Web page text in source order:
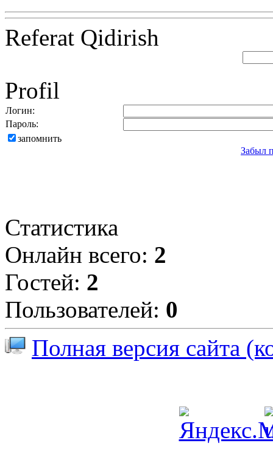
Referat Qidirish
Profil
Логин:
Пароль:
запомнить
Забыл
Статистика
Онлайн всего: 2
Гостей: 2
Пользователей: 0
Полная версия сайта